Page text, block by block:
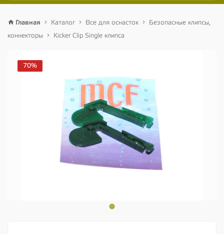
Главная Каталог Все для оснасток
Безопасные клипсы,
коннекторы
Kicker Clip Single клипса
70%